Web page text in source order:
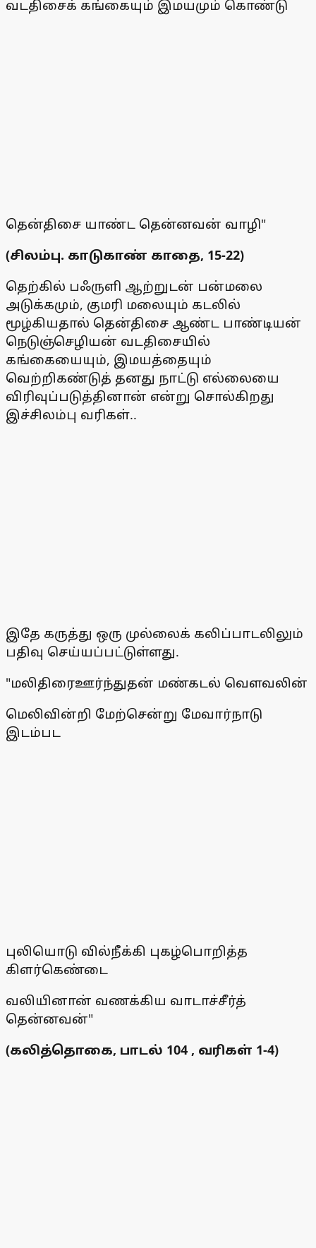
வடதிசைக் கங்கையும் இமயமும் கொண்டு
தென்திசை யாண்ட தென்னவன் வாழி"
(சிலம்பு. காடுகாண் காதை, 15-22)
தெற்கில் பஃருளி ஆற்றுடன் பன்மலை
அடுக்கமும், குமரி மலையும் கடலில்
மூழ்கியதால் தென்திசை ஆண்ட பாண்டியன்
நெடுஞ்செழியன் வடதிசையில்
கங்கையையும், இமயத்தையும்
வெற்றிகண்டுத் தனது நாட்டு எல்லையை
விரிவுப்படுத்தினான் என்று சொல்கிறது
இச்சிலம்பு வரிகள்..
இதே கருத்து ஒரு முல்லைக் கலிப்பாடலிலும்
பதிவு செய்யப்பட்டுள்ளது.
"மலிதிரைஊர்ந்துதன் மண்கடல் வௌவலின்
மெலிவின்றி மேற்சென்று மேவார்நாடு
இடம்பட
புலியொடு வில்நீக்கி புகழ்பொறித்த
கிளர்கெண்டை
வலியினான் வணக்கிய வாடாச்சீர்த்
தென்னவன்"
(கலித்தொகை, பாடல் 104 , வரிகள் 1-4)